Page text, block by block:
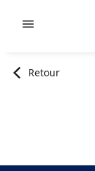
Retour